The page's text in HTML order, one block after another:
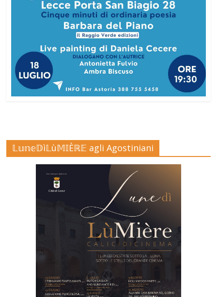
𝕃𝕦𝕟𝕖𝔻ì𝕃ù𝕄𝕀Èℝ𝔼 agli Agostiniani